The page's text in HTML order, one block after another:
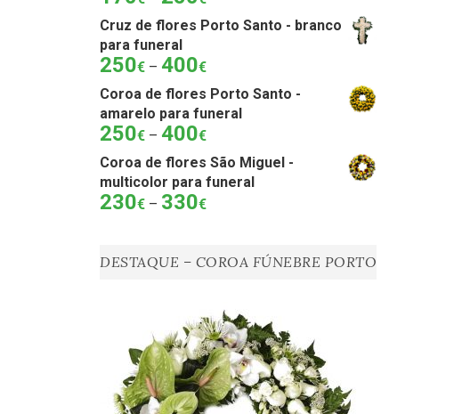
through
240€
170€
250€
Cruz de flores Porto Santo - branco
para funeral
250€ – 400€Price
250€
through
400€
Coroa de flores Porto Santo -
amarelo para funeral
250€ – 400€Price
250€
through
400€
Coroa de flores São Miguel -
multicolor para funeral
230€ – 330€Price
through
DESTAQUE – COROA FÚNEBRE PORTO